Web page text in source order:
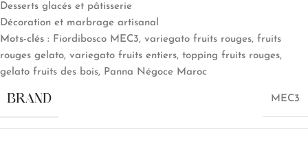
Desserts glacés et pâtisserie
Décoration et marbrage artisanal
Mots-clés : Fiordibosco MEC3, variegato fruits rouges, fruits
rouges gelato, variegato fruits entiers, topping fruits rouges,
gelato fruits des bois, Panna Négoce Maroc
BRAND MEC3